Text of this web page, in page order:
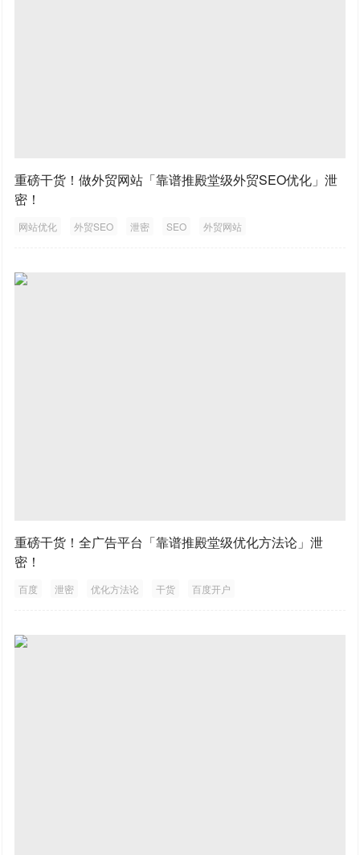
重磅干货！做外贸网站「靠谱推殿堂级外贸SEO优化」泄
密！
网站优化 外贸SEO 泄密 SEO 外贸网站
重磅干货！全广告平台「靠谱推殿堂级优化方法论」泄
密！
百度 泄密 优化方法论 干货 百度开户